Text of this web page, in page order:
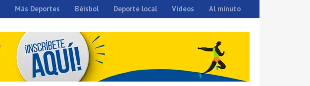
Más Deportes Béisbol Deporte local Videos Al minuto